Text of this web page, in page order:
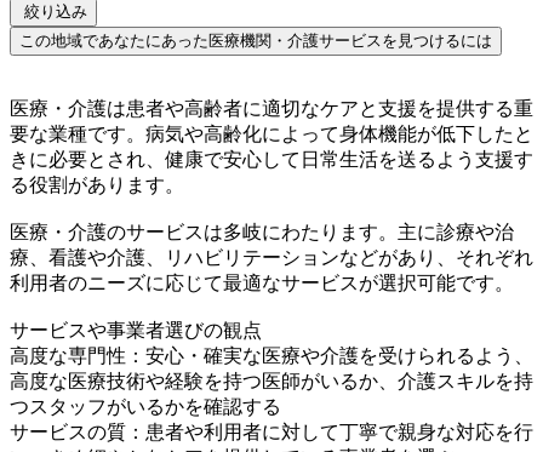
絞り込み
この地域であなたにあった医療機関・介護サービスを見つけるには
医療・介護は患者や高齢者に適切なケアと支援を提供する重
要な業種です。病気や高齢化によって身体機能が低下したと
きに必要とされ、健康で安心して日常生活を送るよう支援す
る役割があります。
医療・介護のサービスは多岐にわたります。主に診療や治
療、看護や介護、リハビリテーションなどがあり、それぞれ
利用者のニーズに応じて最適なサービスが選択可能です。
サービスや事業者選びの観点
高度な専門性：安心・確実な医療や介護を受けられるよう、
高度な医療技術や経験を持つ医師がいるか、介護スキルを持
つスタッフがいるかを確認する
サービスの質：患者や利用者に対して丁寧で親身な対応を行